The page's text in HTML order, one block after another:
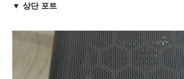
▼ 상단 포트